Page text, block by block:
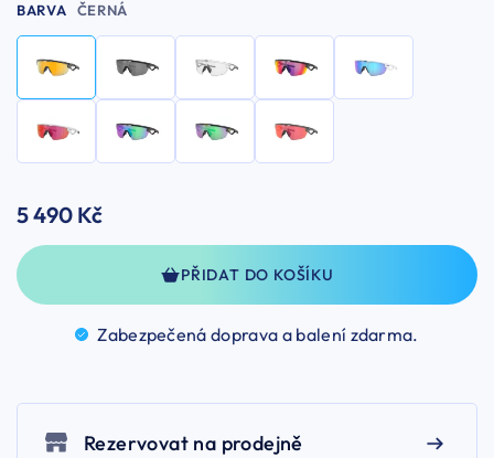
BARVA ČERNÁ
5 490 Kč
PŘIDAT DO KOŠÍKU
Zabezpečená doprava a balení zdarma.
Rezervovat na prodejně